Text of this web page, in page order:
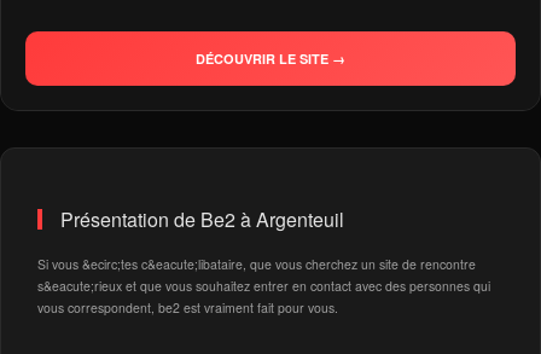
DÉCOUVRIR LE SITE →
Présentation de Be2 à Argenteuil
Si vous &ecirc;tes c&eacute;libataire, que vous cherchez un site de rencontre
s&eacute;rieux et que vous souhaitez entrer en contact avec des personnes qui
vous correspondent, be2 est vraiment fait pour vous.